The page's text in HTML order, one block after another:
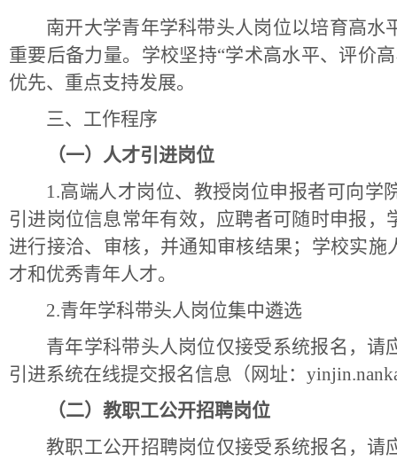
南开大学青年学科带头人岗位以培育高
重要后备力量。学校坚持“学术高水平、评价
优先、重点支持发展。
三、工作程序
（一）人才引进岗位
1.高端人才岗位、教授岗位申报者可向学
引进岗位信息常年有效，应聘者可随时申报
进行接洽、审核，并通知审核结果；学校实
才和优秀青年人才。
2.青年学科带头人岗位集中遴选
青年学科带头人岗位仅接受系统报名，
引进系统在线提交报名信息（网址：
（二）教职工公开招聘岗位
教职工公开招聘岗位仅接受系统报名，